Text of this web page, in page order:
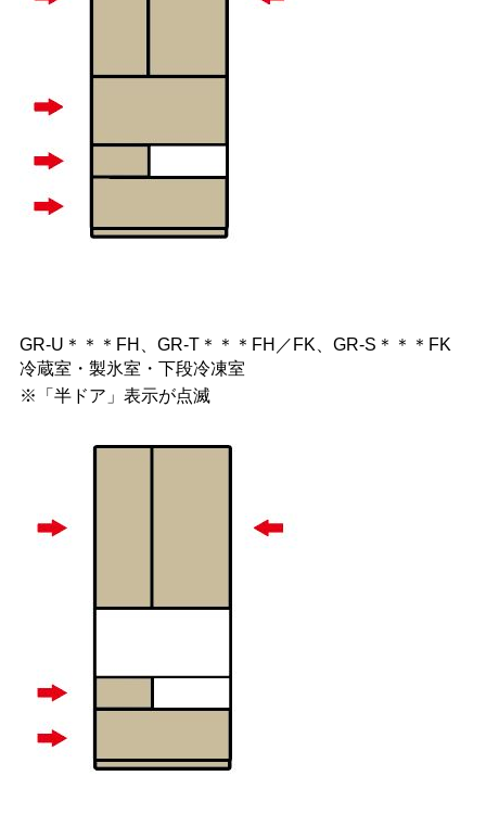
GR-U＊＊＊FH、GR-T＊＊＊FH／FK、GR-S＊＊＊FK
冷蔵室・製氷室・下段冷凍室
※「半ドア」表示が点滅